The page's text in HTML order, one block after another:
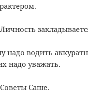
надо водить
надо уважать.
Советы Саше.